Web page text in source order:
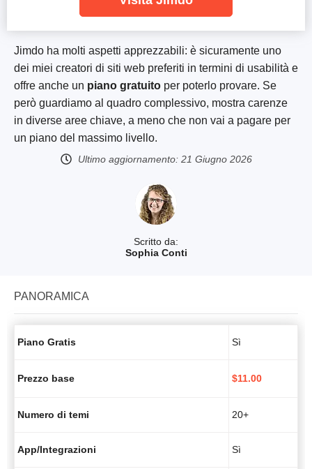
Scritto da:
Sophia Conti
Jimdo ha molti aspetti apprezzabili: è sicuramente uno
dei miei creatori di siti web preferiti in termini di usabilità e
offre anche un piano gratuito per poterlo provare. Se
però guardiamo al quadro complessivo, mostra carenze
in diverse aree chiave, a meno che non vai a pagare per
un piano del massimo livello.
Ultimo aggiornamento: 21 Giugno 2026
PANORAMICA
Piano Gratis Sì
Prezzo base $11.00
Numero di temi 20+
App/Integrazioni Sì